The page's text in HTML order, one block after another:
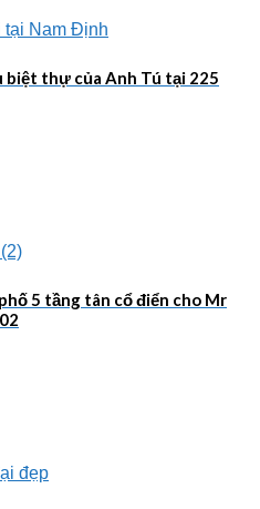
biệt thự của Anh Tú tại 225
5 tầng tân cổ điển cho Mr